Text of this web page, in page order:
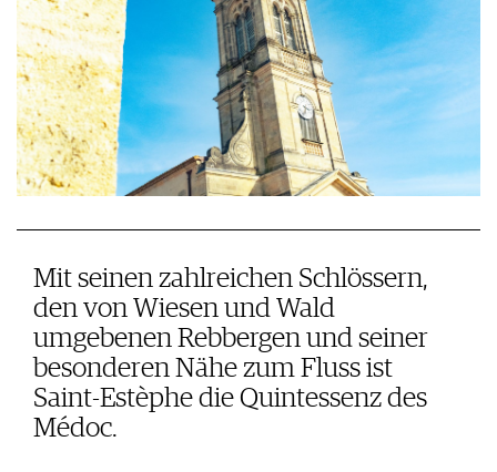
Mit seinen zahlreichen Schlössern,
den von Wiesen und Wald
umgebenen ­Rebbergen und seiner
besonderen Nähe zum Fluss ist
Saint-Estèphe die ­Quintessenz des
Médoc.